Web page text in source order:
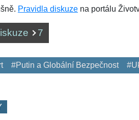
Pravidla diskuze na portálu
7
#Putin a Globální Bezpečnost